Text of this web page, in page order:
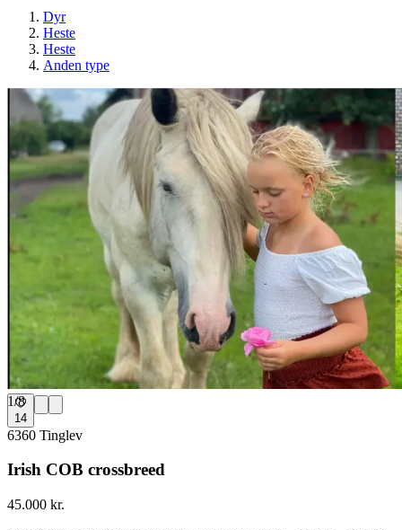
Dyr
Heste
Heste
Anden type
1/8
14
6360 Tinglev
Irish COB crossbreed
45.000 kr.